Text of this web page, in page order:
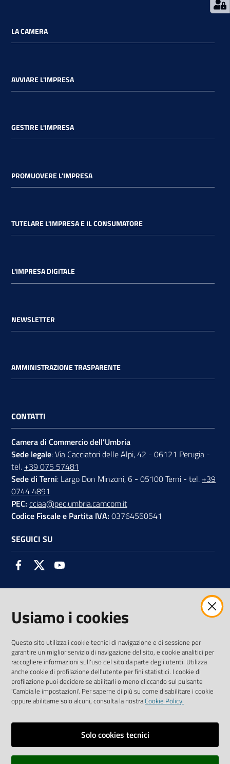
LA CAMERA
AVVIARE L'IMPRESA
GESTIRE L'IMPRESA
PROMUOVERE L'IMPRESA
TUTELARE L'IMPRESA E IL CONSUMATORE
L'IMPRESA DIGITALE
NEWSLETTER
AMMINISTRAZIONE TRASPARENTE
CONTATTI
Camera di Commercio dell’Umbria
Sede legale: Via Cacciatori delle Alpi, 42 - 06121 Perugia -
tel. +39 075 57481
Sede di Terni: Largo Don Minzoni, 6 - 05100 Terni - tel. +39
0744 4891
PEC: cciaa@pec.umbria.camcom.it
Codice Fiscale e Partita IVA: 03764550541
SEGUICI SU
FacebookTwitter
AMMINISTRAZIONE TRASPARENTE INTERCAM S.C.A.R.L.
Vai alla pagina
Media Policy
Mappa del sito
Usiamo i cookies
Questo sito utilizza i cookie tecnici di navigazione e di sessione per
garantire un miglior servizio di navigazione del sito, e cookie analitici per
raccogliere informazioni sull'uso del sito da parte degli utenti. Utilizza
anche cookie di profilazione dell'utente per fini statistici. I cookie di
profilazione puoi decidere se abilitarli o meno cliccando sul pulsante
'Cambia le impostazioni'. Per saperne di più su come disabilitare i cookie
oppure abilitarne solo alcuni, consulta la nostraCookie Policy.
Solo cookies tecnici